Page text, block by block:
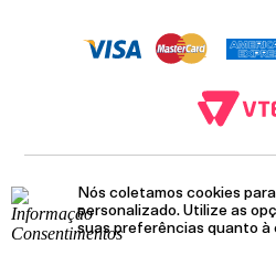
Nós coletamos cookies
personalizado. Utilize as
suas preferências quanto à
12.093.445/
RUA JUMECY RODRIGUES GOMES, 331 -
JANEIRO. CEP.: